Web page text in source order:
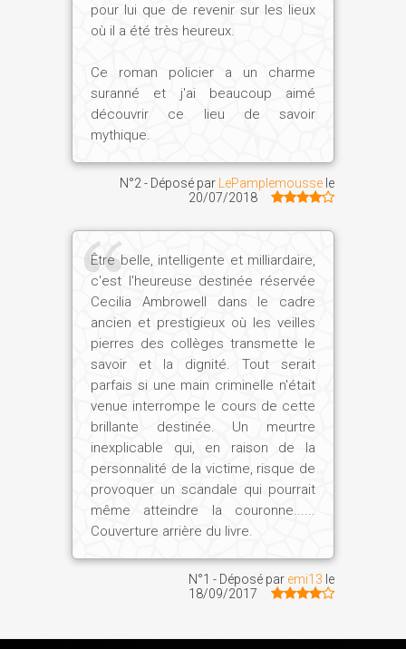
pour lui que de revenir sur les lieux
où il a été très heureux.
Ce roman policier a un charme
suranné et j'ai beaucoup aimé
découvrir ce lieu de savoir
mythique.
N°2 - Déposé par LePamplemousse le
20/07/2018
Être belle, intelligente et milliardaire,
c'est l'heureuse destinée réservée
Cecilia Ambrowell dans le cadre
ancien et prestigieux où les veilles
pierres des collèges transmette le
savoir et la dignité. Tout serait
parfais si une main criminelle n'était
venue interrompe le cours de cette
brillante destinée. Un meurtre
inexplicable qui, en raison de la
personnalité de la victime, risque de
provoquer un scandale qui pourrait
même atteindre la couronne......
Couverture arrière du livre.
N°1 - Déposé par emi13 le
18/09/2017